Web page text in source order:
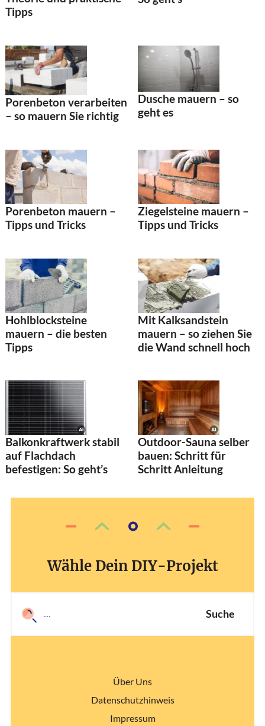
Tipps
Porenbeton verarbeiten
– so mauern Sie richtig
Dusche mauern – so
geht es
Porenbeton mauern –
Tipps und Tricks
Ziegelsteine mauern –
Tipps und Tricks
Hohlblocksteine
mauern – die besten
Tipps
Mit Kalksandstein
mauern – so ziehen Sie
die Wand schnell hoch
Balkonkraftwerk stabil
auf Flachdach
befestigen: So geht’s
Outdoor-Sauna selber
bauen: Schritt für
Schritt Anleitung
Wähle Dein DIY-Projekt
Suche
Über Uns
Datenschutzhinweis
Impressum